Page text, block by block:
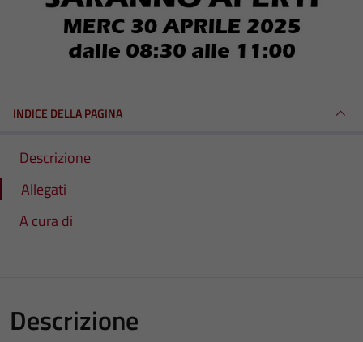
INDICE DELLA PAGINA
Descrizione
Allegati
A cura di
Descrizione